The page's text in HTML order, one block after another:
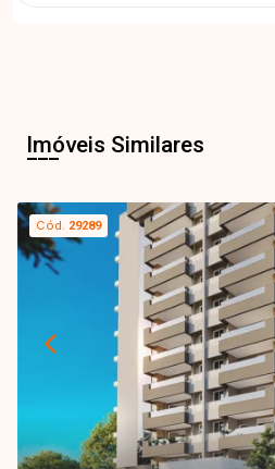
Imóveis Similares
Cód. 29289